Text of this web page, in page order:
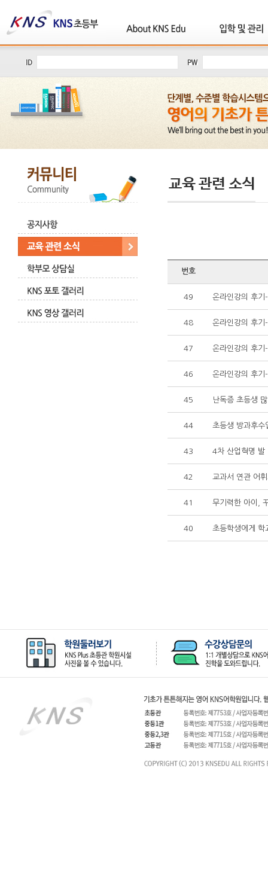
번호
49 온라인강의 후
48 온라인강의 후
47 온라인강의 후
46 온라인강의 후
45 난독증 초등생
44 초등생 방과후
43 4차 산업혁명
42 교과서 연관 어
41 무기력한 아이,
40 초등학생에게